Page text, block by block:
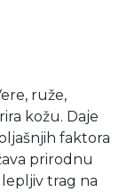
ruže,
kožu. Daje
faktora
prirodnu
trag na